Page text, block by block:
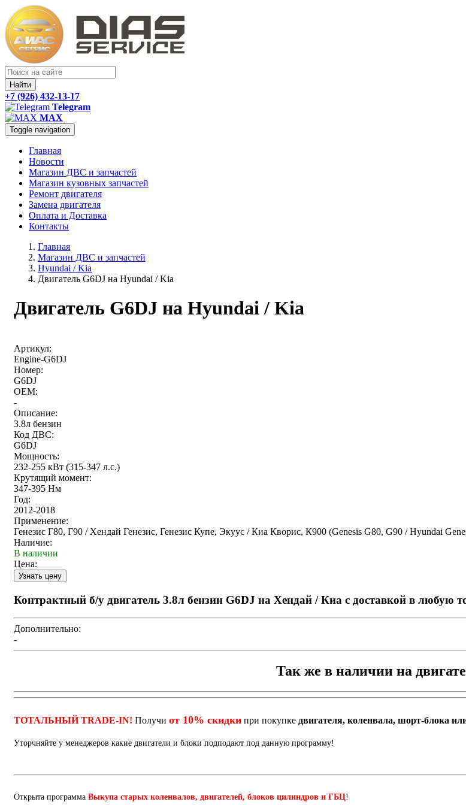
Найти
+7 (926) 432-13-17
Telegram
MAX
Toggle navigation
Главная
Новости
Магазин ДВС и запчастей
Магазин кузовных запчастей
Ремонт двигателя
Замена двигателя
Оплата и Доставка
Контакты
Главная
Магазин ДВС и запчастей
Hyundai / Kia
Двигатель G6DJ на Hyundai / Kia
Двигатель G6DJ на Hyundai / Kia
Артикул:
Engine-G6DJ
Номер:
G6DJ
OEM:
-
Описание:
3.8л бензин
Код ДВС:
G6DJ
Мощность:
232-255 кВт (315-347 л.с.)
Крутящий момент:
347-395 Нм
Год:
2012-2018
Применение:
Генезис Г80, Г90 / Хендай Генезис, Генезис Купе, Экуус / Киа Кворис, К900 (Genesis G80, G90 / Hyundai
Наличие:
В наличии
Цена:
Контрактный б/у двигатель 3.8л бензин G6DJ на Хендай / Киа с доставкой в любую
Дополнительно:
-
Так же в наличии на
ТОТАЛЬНЫЙ TRADE-IN! Получи от 10% скидки при покупке двигателя, коленвала, шорт-блока
Уторчняйте у менеджеров какие двигатели и блоки подподают под данную программу!
Открыта программа Выкупа старых коленвалов, двигателей, блоков цилиндров и ГБЦ!